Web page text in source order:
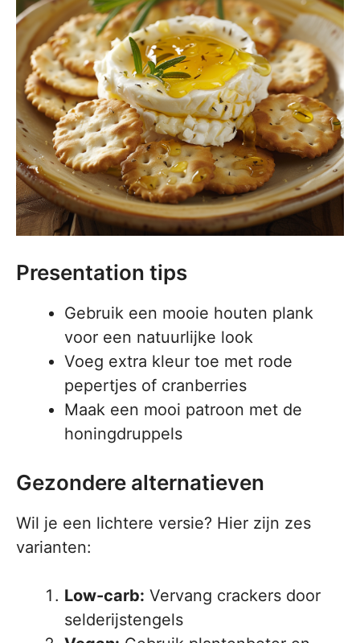
Presentation tips
Gebruik een mooie houten plank
voor een natuurlijke look
Voeg extra kleur toe met rode
pepertjes of cranberries
Maak een mooi patroon met de
honingdruppels
Gezondere alternatieven
Wil je een lichtere versie? Hier zijn zes
varianten:
Low-carb: Vervang crackers door
selderijstengels